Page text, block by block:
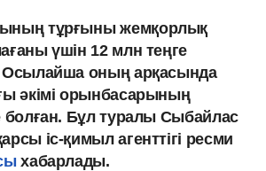
тұрғыны жемқорлық
үшін 12 млн теңге
Осылайша оның арқасында
әкімі орынбасарының
болған. Бұл туралы Сыбайлас
іс-қимыл агенттігі ресми
хабарлады.